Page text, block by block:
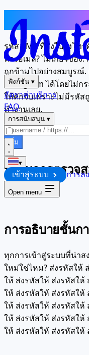
ฟังก์ชัน ▾
อัตราค่าบริการ
FAQ
การสนับสนุน ▾
▾
เข้าสู่ระบบ การล
Open menu
รหัสยืนยันกลาย
รหัส SMS ที่ส่งไปยังโท
ทางอีเมล? ไม่เกี่ยวข้อ
ถูกข้ามไปอย่างสมบูรณ์.
Instagram ได้โดยไม่
ให้ดักจับเพราะไม่มีรหั
ทำงานเลย.
เริ่ม
ทำไมการตรวจ
ทั่วไป
การอธิบายชั้นก
ทุกการเข้าสู่ระบบที่น่า
ใหม่ใช่ไหม? ส่งรหัสให้
ให้ ส่งรหัสให้ ส่งรหัสให้
ให้ ส่งรหัสให้ ส่งรหัสให้
ให้ ส่งรหัสให้ ส่งรหัสให้
ให้ ส่งรหัสให้ ส่งรหัสให้
ให้ ส่งรหัสให้ ส่งรหัสให้